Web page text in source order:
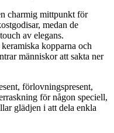
charmig mittpunkt för
medan de
av elegans.
kopparna och
människor att sakta ner
förlovningspresent,
för någon speciell,
glädjen i att dela enkla